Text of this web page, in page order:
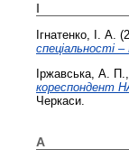
І
Ігнатенко, І. А.
спеціальності –
Іржавська, А. П.
кореспондент
Черкаси.
А